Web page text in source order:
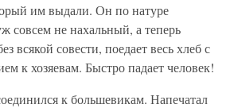
им выдали. Он по натуре
совсем не нахальный, а теперь
всякой совести, поедает весь хлеб с
к хозяевам. Быстро падает человек!
к большевикам. Напечатал